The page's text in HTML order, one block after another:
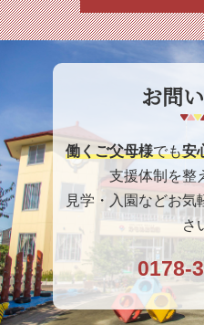
お問
働くご父母様でも安
支援体制を整
見学・入園などお気
さ
0178-